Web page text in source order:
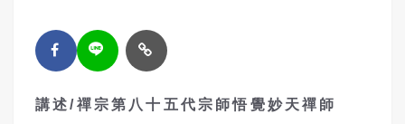
講述/禪宗第八十五代宗師悟覺妙天禪師